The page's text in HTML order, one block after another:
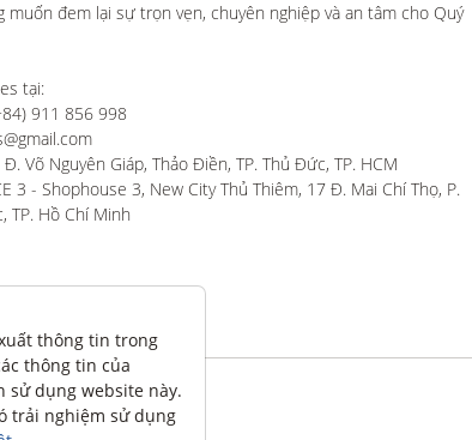
muốn đem lại sự trọn vẹn, chuyên nghiệp và an tâm cho Quý
tại:
911 856 998
Võ Nguyên Giáp, Thảo Điền, TP. Thủ Đức, TP. HCM
3 - Shophouse 3, New City Thủ Thiêm, 17 Đ. Mai Chí Thọ, P.
TP. Hồ Chí Minh
thông tin trong
thông tin của
sử dụng website này.
trải nghiệm sử dụng